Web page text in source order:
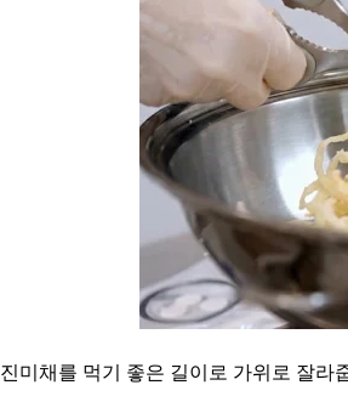
진미채를 먹기 좋은 길이로 가위로 잘라